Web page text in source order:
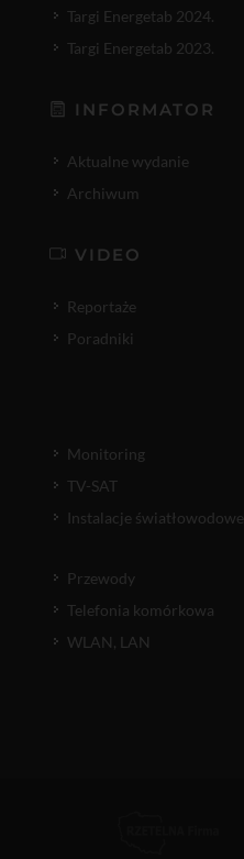
Targi Energetab 2024.
Targi Energetab 2023.
INFORMATOR
Aktualne wydanie
Archiwum
VIDEO
Reportaże
Poradniki
Monitoring
TV-SAT
Instalacje światłowodowe
Przewody
Telefonia komórkowa
WLAN, LAN